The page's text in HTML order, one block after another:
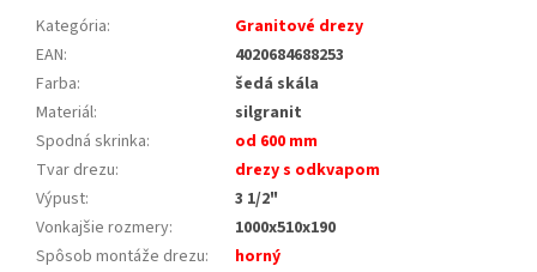
Kategória:
Granitové drezy
EAN:
4020684688253
Farba:
šedá skála
Materiál:
silgranit
Spodná skrinka:
od 600 mm
Tvar drezu:
drezy s odkvapom
Výpust:
3 1/2"
Vonkajšie rozmery:
1000x510x190
Spôsob montáže drezu:
horný